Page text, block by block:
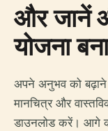
और जानें
योजना
अपने अनुभव को बढ़ाने
मानचित्र और
डाउनलोड करें। आगे